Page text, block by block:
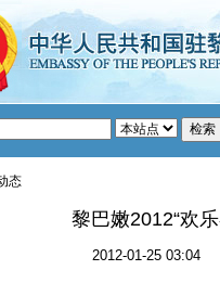
态
黎巴嫩2012“欢
2012-01-25 03:04